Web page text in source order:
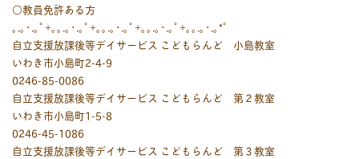
○教員免許ある方
｡.｡･.｡ﾟ+｡｡.｡･.｡ﾟ+｡｡.｡･.｡ﾟ+｡｡.｡･.｡ﾟ+｡｡.｡･.｡*ﾟ
自立支援放課後等デイサービス こどもらんど 小島教室
いわき市小島町2-4-9
0246-85-0086
自立支援放課後等デイサービス こどもらんど 第２教室
いわき市小島町1-5-8
0246-45-1086
自立支援放課後等デイサービス こどもらんど 第３教室